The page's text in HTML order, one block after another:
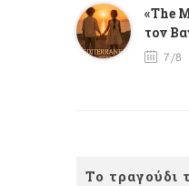
«The
τον
7/8
Το τραγούδι